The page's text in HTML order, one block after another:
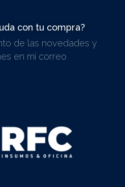
con tu compra?
de las novedades y
en mi correo